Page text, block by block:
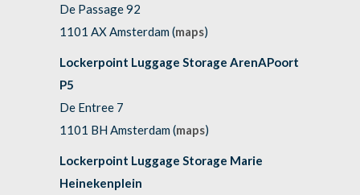
De Passage 92
1101 AX Amsterdam (maps)
Lockerpoint Luggage Storage ArenAPoort
P5
De Entree 7
1101 BH Amsterdam (maps)
Lockerpoint Luggage Storage Marie
Heinekenplein